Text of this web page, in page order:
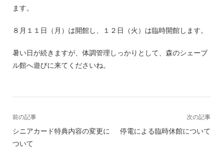
ます。
８月１１日（月）は開館し、１２日（火）は臨時開館します。
暑い日が続きますが、体調管理しっかりとして、森のシェーブ
ル館へ遊びに来てくださいね。
前の記事
シニアカード特典内容の変更に
ついて
次の記事
停電による臨時休館について